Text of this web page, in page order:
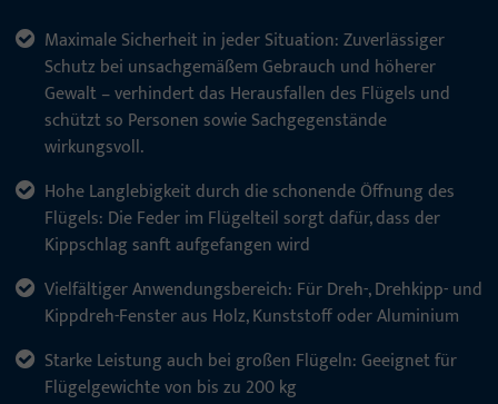
Maximale Sicherheit in jeder Situation: Zuverlässiger
Schutz bei unsachgemäßem Gebrauch und höherer
Gewalt – verhindert das Herausfallen des Flügels und
schützt so Personen sowie Sachgegenstände
wirkungsvoll.
Hohe Langlebigkeit durch die schonende Öffnung des
Flügels: Die Feder im Flügelteil sorgt dafür, dass der
Kippschlag sanft aufgefangen wird
Vielfältiger Anwendungsbereich: Für Dreh-, Drehkipp- und
Kippdreh-Fenster aus Holz, Kunststoff oder Aluminium
Starke Leistung auch bei großen Flügeln: Geeignet für
Flügelgewichte von bis zu 200 kg